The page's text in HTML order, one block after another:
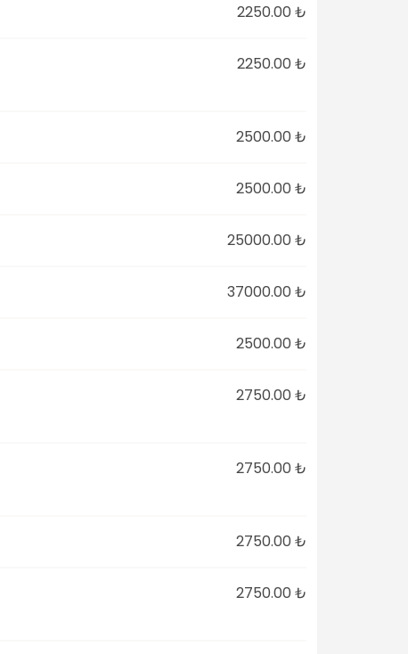
2250.00 ₺
2250.00 ₺
2500.00 ₺
2500.00 ₺
25000.00 ₺
37000.00 ₺
2500.00 ₺
2750.00 ₺
2750.00 ₺
2750.00 ₺
2750.00 ₺